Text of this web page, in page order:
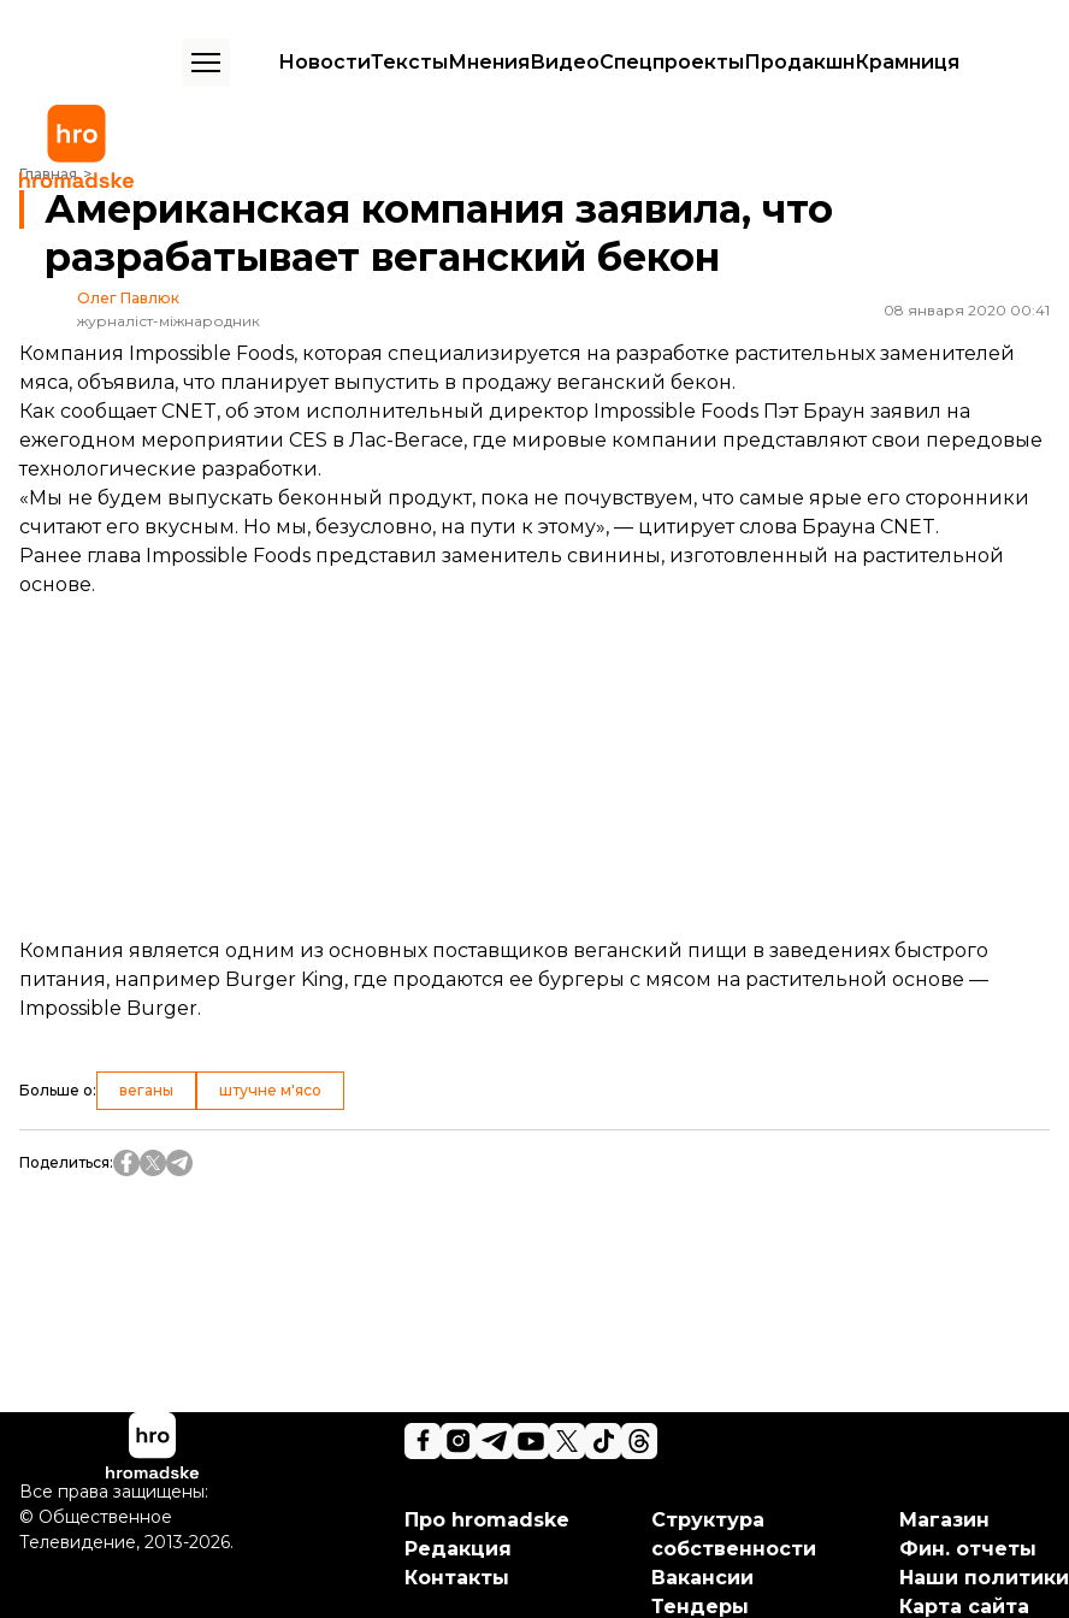
НовостиТекстыМненияВидеоСпецпроектыПродакшнКрамниця
Главная
Американская компания заявила, что разрабатывает веганский бекон
Американская компания заявила, что
разрабатывает веганский бекон
Олег Павлюк
журналіст-міжнародник
08 января 2020 00:41
Компания Impossible Foods, которая специализируется на разработке растительных заменителей
мяса, объявила, что планирует выпустить в продажу веганский бекон.
Как сообщаетCNET, об этом исполнительный директор Impossible Foods Пэт Браун заявил на
ежегодном мероприятии CES в Лас-Вегасе, где мировые компании представляют свои передовые
технологические разработки.
«Мы не будем выпускать беконный продукт, пока не почувствуем, что самые ярые его сторонники
считают его вкусным. Но мы, безусловно, на пути к этому», — цитирует слова Брауна CNET.
Ранее глава Impossible Foods представил заменитель свинины, изготовленный на растительной
основе.
Компания является одним из основных поставщиков веганский пищи в заведениях быстрого
питания, например Burger King, где продаются ее бургеры с мясом на растительной основе —
Impossible Burger.
Больше о: веганы штучне м'ясо
Поделиться:
Про hromadske
Редакция
Контакты
Структура
собственности
Вакансии
Тендеры
Магазин
Фин. отчеты
Наши политики
Карта сайта
Все права защищены:
© Общественное
Телевидение, 2013-2026.